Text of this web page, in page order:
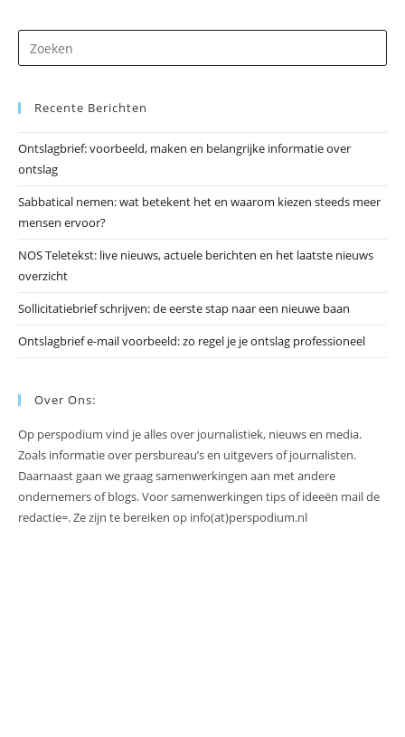
op
Recente Berichten
Ontslagbrief: voorbeeld, maken en belangrijke informatie over
ontslag
Sabbatical nemen: wat betekent het en waarom kiezen steeds meer
mensen ervoor?
NOS Teletekst: live nieuws, actuele berichten en het laatste nieuws
overzicht
Sollicitatiebrief schrijven: de eerste stap naar een nieuwe baan
Ontslagbrief e-mail voorbeeld: zo regel je je ontslag professioneel
Over Ons:
Op perspodium vind je alles over journalistiek, nieuws en media.
Zoals informatie over persbureau’s en uitgevers of journalisten.
Daarnaast gaan we graag samenwerkingen aan met andere
ondernemers of blogs. Voor samenwerkingen tips of ideeën mail de
redactie=. Ze zijn te bereiken op info(at)perspodium.nl